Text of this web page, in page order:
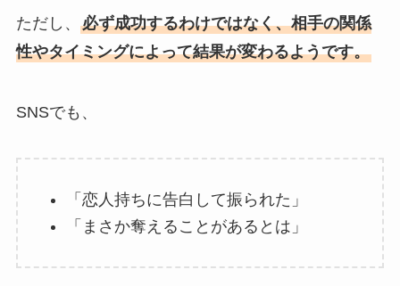
ただし、 必ず成功するわけではなく、相手の関係
性やタイミングによって結果が変わるようです。
SNSでも、
「恋人持ちに告白して振られた」
「まさか奪えることがあるとは」